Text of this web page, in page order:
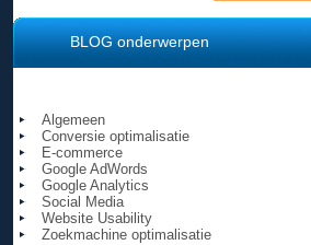
BLOG onderwerpen
Algemeen
Conversie optimalisatie
E-commerce
Google AdWords
Google Analytics
Social Media
Website Usability
Zoekmachine optimalisatie